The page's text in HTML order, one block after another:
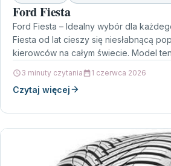
Ford Fiesta
Ford Fiesta – Idealny wybór dla
Fiesta od lat cieszy się niesłabnącą
kierowców na całym świecie. Model
3 minuty czytania 1 czerwca 2026
Czytaj więcej